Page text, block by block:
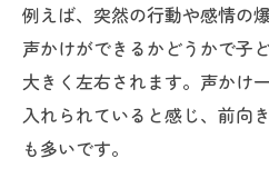
例えば、突然の行動や感情の
声かけができるかどうかで子
大きく左右されます。声かけ
入れられていると感じ、前向
も多いです。